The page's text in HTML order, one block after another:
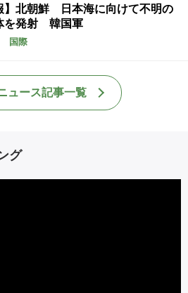
】北朝鮮 日本海に向けて不明の
を発射 韓国軍
国際
ュース記事一覧
グ